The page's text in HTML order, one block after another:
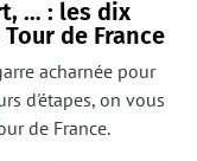
… : les dix
de France
acharnée pour
d'étapes, on vous
de France.